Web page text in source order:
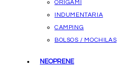
ORIGAMI
INDUMENTARIA
CAMPING
BOLSOS / MOCHILAS
NEOPRENE